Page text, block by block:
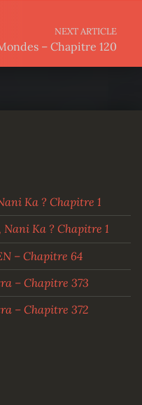
NEXT ARTICLE
– Chapitre 120
Ka ? Chapitre 1
Nani Ka ? Chapitre 1
– Chapitre 64
– Chapitre 373
– Chapitre 372